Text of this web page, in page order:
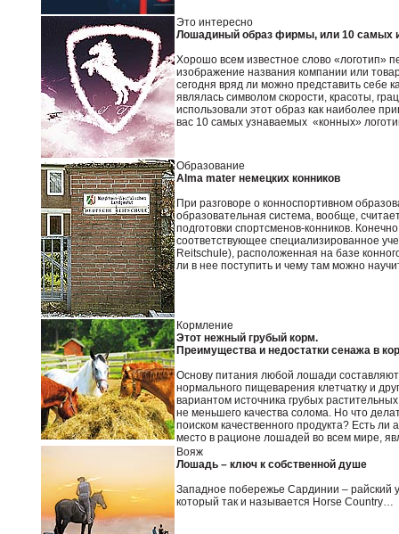
Это интересно
Лошадиный образ фирмы, или 10 самых
Хорошо всем известное слово «логотип»
изображение названия компании или
сегодня вряд ли можно представить себе
являлась символом скорости, красоты,
использовали этот образ как наиболее
вас 10 самых узнаваемых «конных»
Образование
Alma mater немецких конников
При разговоре о конноспортивном
образовательная система, вообще,
подготовки спортсменов-конников.
соответствующее специализированное
Reitschule), расположенная на базе
ли в нее поступить и чему там можно
Кормление
Этот нежный грубый корм.
Преимущества и недостатки сенажа в
Основу питания любой лошади
нормального пищеварения клетчатку и
вариантом источника грубых
не меньшего качества солома. Но что
поиском качественного продукта? Есть
место в рационе лошадей во всем мире,
Вояж
Лошадь – ключ к собственной душе
Западное побережье Сардинии – райский
который так и называется Horse Country…